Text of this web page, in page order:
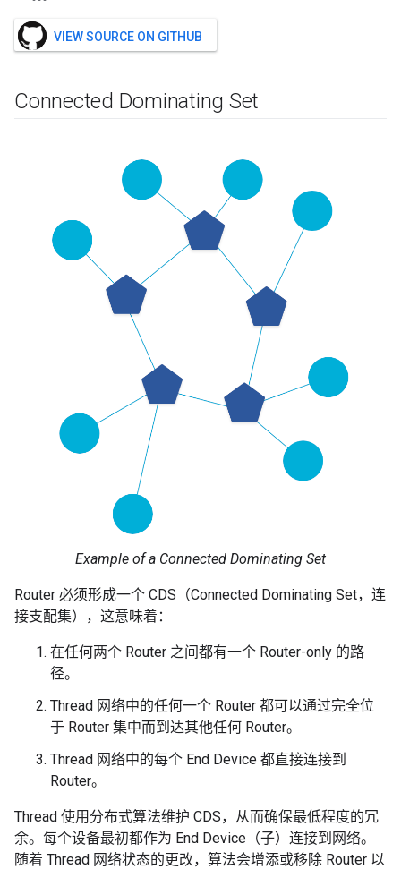
VIEW SOURCE ON GITHUB
Connected Dominating Set
Example of a Connected Dominating Set
Router 必须形成一个 CDS（Connected Dominating Set，连
接支配集），这意味着：
在任何两个 Router 之间都有一个 Router-only 的路
径。
Thread 网络中的任何一个 Router 都可以通过完全位
于 Router 集中而到达其他任何 Router。
Thread 网络中的每个 End Device 都直接连接到
Router。
Thread 使用分布式算法维护 CDS，从而确保最低程度的冗
余。每个设备最初都作为 End Device（子）连接到网络。
随着 Thread 网络状态的更改，算法会增添或移除 Router 以